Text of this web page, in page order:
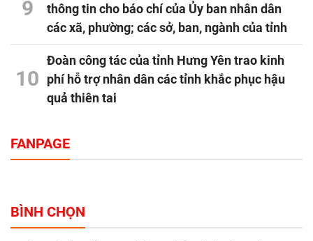
9
thông tin cho báo chí của Ủy ban nhân dân
các xã, phường; các sở, ban, ngành của tỉnh
10
Đoàn công tác của tỉnh Hưng Yên trao kinh
phí hỗ trợ nhân dân các tỉnh khắc phục hậu
quả thiên tai
FANPAGE
BÌNH CHỌN